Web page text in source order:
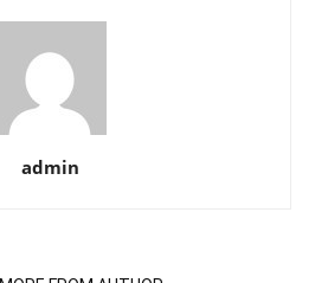
admin